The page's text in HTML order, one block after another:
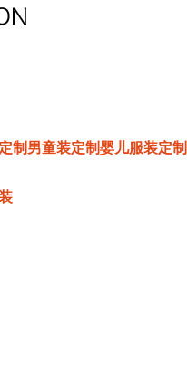
制男童装定制婴儿服装定制